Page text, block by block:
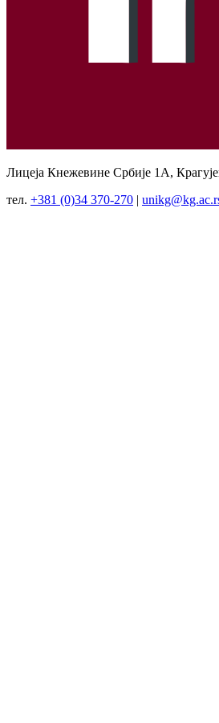
Лицеја Кнежевине Србије 1А,
тел. +381 (0)34 370-270 |